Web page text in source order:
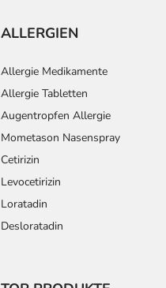
ALLERGIEN
Allergie Medikamente
Allergie Tabletten
Augentropfen Allergie
Mometason Nasenspray
Cetirizin
Levocetirizin
Loratadin
Desloratadin